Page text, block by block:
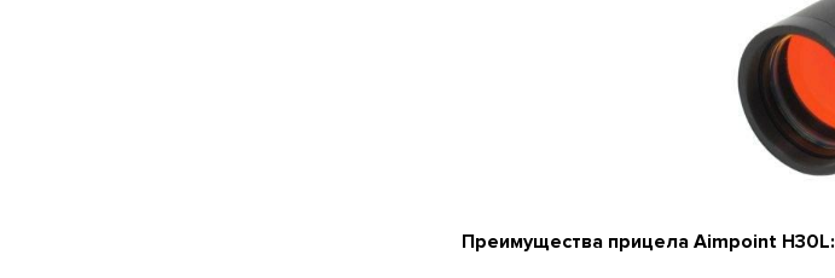
Преимущества прицела Aimpoint H30L: